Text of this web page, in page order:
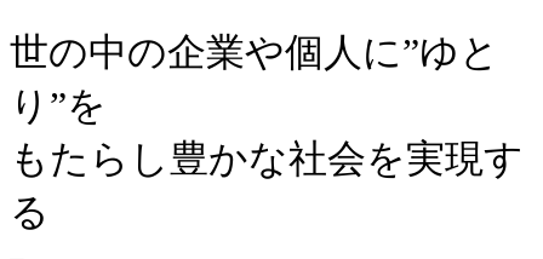
世の中の企業や個人に”ゆと
り”を
もたらし豊かな社会を実現す
る